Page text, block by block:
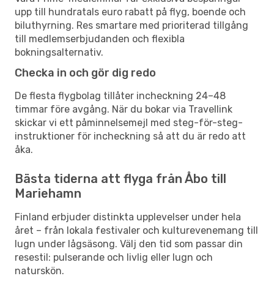
upp till hundratals euro rabatt på flyg, boende och
biluthyrning. Res smartare med prioriterad tillgång
till medlemserbjudanden och flexibla
bokningsalternativ.
Checka in och gör dig redo
De flesta flygbolag tillåter incheckning 24–48
timmar före avgång. När du bokar via Travellink
skickar vi ett påminnelsemejl med steg-för-steg-
instruktioner för incheckning så att du är redo att
åka.
Bästa tiderna att flyga från Åbo till
Mariehamn
Finland erbjuder distinkta upplevelser under hela
året – från lokala festivaler och kulturevenemang till
lugn under lågsäsong. Välj den tid som passar din
resestil: pulserande och livlig eller lugn och
naturskön.